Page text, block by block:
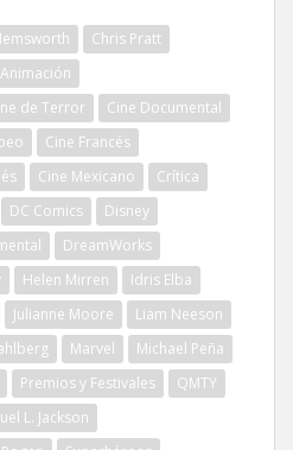
Chris Pratt
de Terror
Cine Documental
Cine Francés
Cine Mexicano
Crítica
DC Comics
Disney
DreamWorks
Helen Mirren
Idris Elba
Julianne Moore
Liam Neeson
Marvel
Michael Peña
Premios y Festivales
QMTY
L. Jackson